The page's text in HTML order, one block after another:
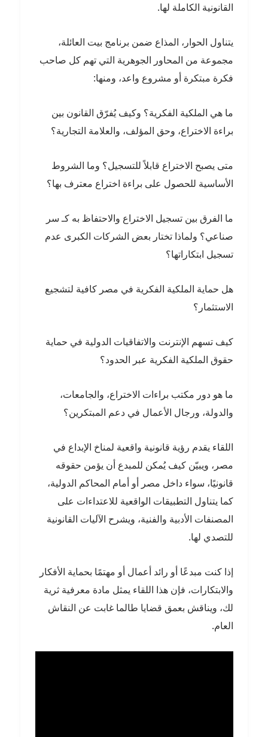
القانونية الكاملة لها.
يتناول الحوار، المذاع ضمن برنامج بيت العائلة،
مجموعة من المحاور الجوهرية التي تهم كل صاحب
فكرة مبتكرة أو مشروع واعد، ومنها:
ما هي الملكية الفكرية؟ وكيف يُفرّق القانون بين
براءة الاختراع، وحق المؤلف، والعلامة التجارية؟
متى يصبح الاختراع قابلاً للتسجيل؟ وما الشروط
الأساسية للحصول على براءة اختراع معترف بها؟
ما الفرق بين تسجيل الاختراع والاحتفاظ به كـ سر
صناعي؟ ولماذا تختار بعض الشركات الكبرى عدم
تسجيل ابتكاراتها؟
هل حماية الملكية الفكرية في مصر كافية لتشجيع
الاستثمار؟
كيف تسهم الإنترنت والاتفاقيات الدولية في حماية
حقوق الملكية الفكرية عبر الحدود؟
ما هو دور مكتب براءات الاختراع، والجامعات،
والدولة، ورجال الأعمال في دعم المبتكرين؟
اللقاء يقدم رؤية قانونية واقعية لمناخ الإبداع في
مصر، ويبيّن كيف يُمكن للمبدع أن يؤمن حقوقه
قانونيًا، سواء داخل مصر أو أمام المحاكم الدولية،
كما يتناول التطبيقات الواقعية للاعتداءات على
المصنفات الأدبية والفنية، ويشرح الآليات القانونية
للتصدي لها.
إذا كنت مبدعًا أو رائد أعمال أو مهتمًا بحماية الأفكار
والابتكارات، فإن هذا اللقاء يمثل مادة معرفية ثرية
لك، ويناقش بعمق قضايا طالما غابت عن النقاش
العام.